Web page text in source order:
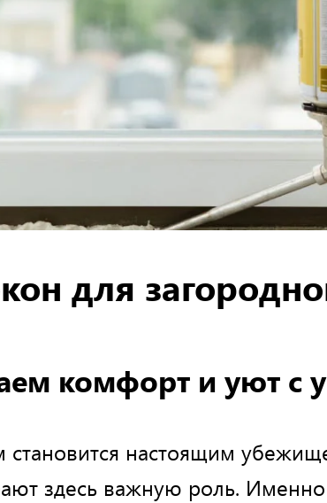
для
комфорт и уют с
становится настоящим
здесь важную роль.